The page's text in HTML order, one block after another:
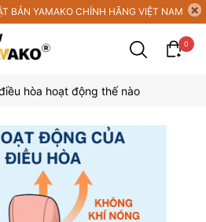
BẢN YAMAKO CHÍNH HÃNG VIỆT NAM
0
hòa hoạt động thế nào